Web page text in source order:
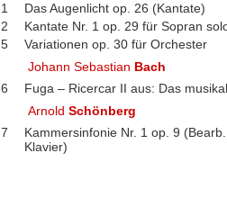
1
Das Augenlicht op. 26 (Kantate)
2
Kantate Nr. 1 op. 29 für Sopran
5
Variationen op. 30 für Orchester
Johann Sebastian Bach
6
Fuga – Ricercar II aus: Das
ArnoldSchönberg
7
Kammersinfonie Nr. 1 op. 9
Klavier)